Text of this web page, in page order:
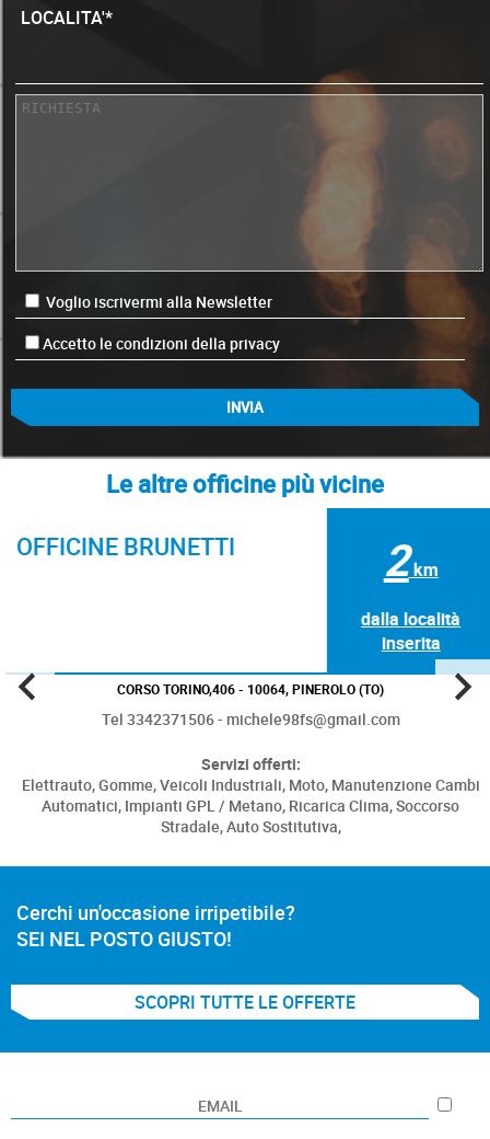
LOCALITA'*
Voglio iscrivermi alla Newsletter
Accetto le condizioni della privacy
Le altre officine più vicine
OFFICINE BRUNETTI
2km
dalla località
inserita
CORSO TORINO,406 - 10064, PINEROLO (TO)
Tel 3342371506 - michele98fs@gmail.com
Servizi offerti:
Elettrauto,Gomme,Veicoli Industriali,Moto,Manutenzione Cambi
Automatici,Impianti GPL / Metano,Ricarica Clima,Soccorso
Stradale,Auto Sostitutiva,
Cerchi un'occasione irripetibile?
SEI NEL POSTO GIUSTO!
SCOPRI TUTTE LE OFFERTE